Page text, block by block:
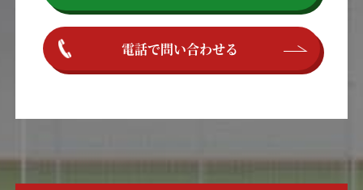
電話で問い合わせる